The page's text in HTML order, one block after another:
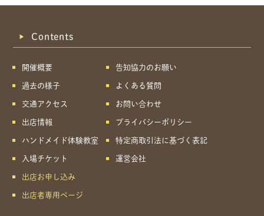
Contents
開催概要
過去の様子
交通アクセス
出店情報
ハンドメイド体験教室
入場チケット
出店お申し込み
出店者専用ページ
告知協力のお願い
よくある質問
お問い合わせ
プライバシーポリシー
特定商取引法に基づく表記
運営会社